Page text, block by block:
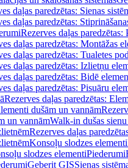
daļas paredzētas: Sienas
daļas paredzētas:
Rezerves daļas paredzētas:
daļas paredzētas: Montāžas
daļas paredzētas: Tualetes
daļas paredzētas: Izlietņu
daļas paredzētas: Bidē
daļas paredzētas: Pisuāru
Rezerves daļas paredzētas:
dušām un vannām
un vannāmWalk-in dušas
Rezerves daļas
Konsoļu slodzes elementi
slodzes elementiPiederumi
Geberit GISSienas